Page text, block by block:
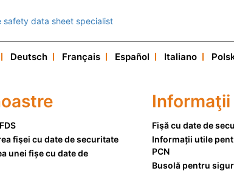
Deutsch Français Español Italiano
fişei cu date de securitate
unei fișe cu date de
Fişă cu date de
Informații utile
PCN
Busolă pentru